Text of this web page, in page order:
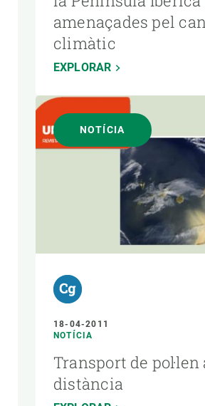
amenaçades pel
climàtic
EXPLORAR
NOTÍCIA
18-04-2011
NOTÍCIA
Transport de
distància